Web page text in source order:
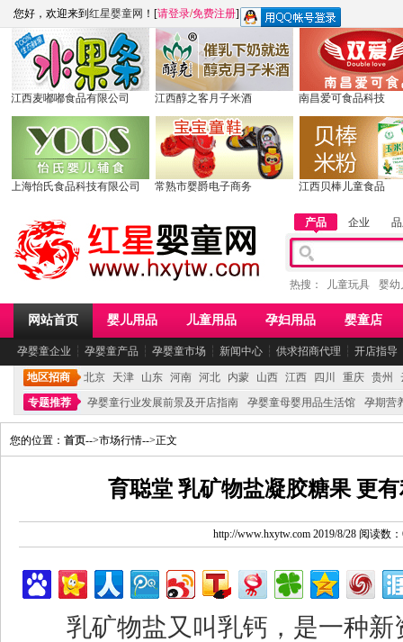
您好，欢迎来到 红星婴童网 ！[请登录/免费注册]
江西麦嘟嘟食品有限公司 江西醇之客月子米酒 南昌爱可食品科技
上海怡氏食品科技有限公司 常熟市婴爵电子商务 江西贝棒儿童食品
产品 企业
热搜： 儿童玩具 婴幼
网站首页 婴儿用品 儿童用品 孕妇用品 婴童店
孕婴童企业 ┆ 孕婴童产品 ┆ 孕婴童市场 ┆ 新闻中心 ┆ 供求招商代理 ┆ 开店指导
地区招商 北京 天津 山东 河南 河北 内蒙 山西 江西 四川 重庆 贵州
专题推荐
孕婴童行业发展前景及开店指南 孕婴童母婴用品生活馆 孕期营
您的位置： 首页-->市场行情-->正文
育聪堂 乳矿物盐凝胶糖果 更
http://www.hxytw.com 2019/8/28 阅读数
乳矿物盐又叫乳钙，是一种新